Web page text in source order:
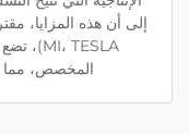
المخصص، مما